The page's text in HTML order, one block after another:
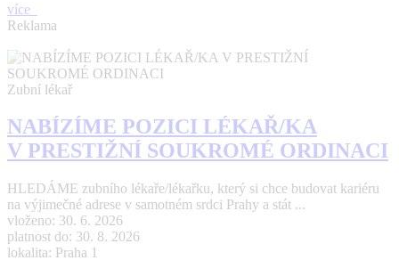
více
Reklama
Zubní lékař
NABÍZÍME POZICI LÉKAŘ/KA
V PRESTIŽNÍ SOUKROMÉ ORDINACI
HLEDÁME zubního lékaře/lékařku, který si chce budovat kariéru
na výjimečné adrese v samotném srdci Prahy a stát ...
vloženo: 30. 6. 2026
platnost do: 30. 8. 2026
lokalita: Praha 1